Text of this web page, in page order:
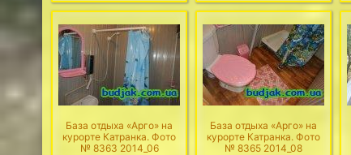
База отдыха «Арго» на
курорте Катранка. Фото
№ 8363 2014_06
База отдыха «Арго» на
курорте Катранка. Фото
№ 8365 2014_08